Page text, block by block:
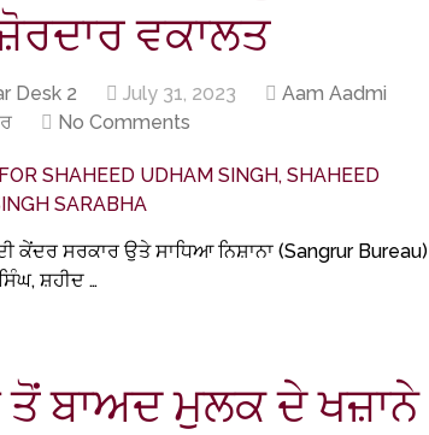
ਵਕਾਲਤ
Desk 2 July 31, 2023
Aam Aadmi
No Comments
ਕੇਂਦਰ ਸਰਕਾਰ ਉਤੇ ਸਾਧਿਆ ਨਿਸ਼ਾਨਾ (Sangrur Bureau)
ਸ਼ਹੀਦ …
ਬਾਅਦ ਮੁਲਕ ਦੇ ਖਜ਼ਾਨੇ